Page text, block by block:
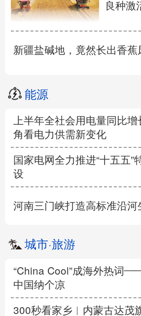
良种激
新疆盐碱地，竟然长出香蕉
能源
上半年全社会用电量同比
角看电力供需新变化
国家电网全力推进“十五五”
设
河南三门峡打造高标准沿河
城市·旅游
“China Cool”成海外热词
中国纳个凉
300秒看家乡︱内蒙古达茂